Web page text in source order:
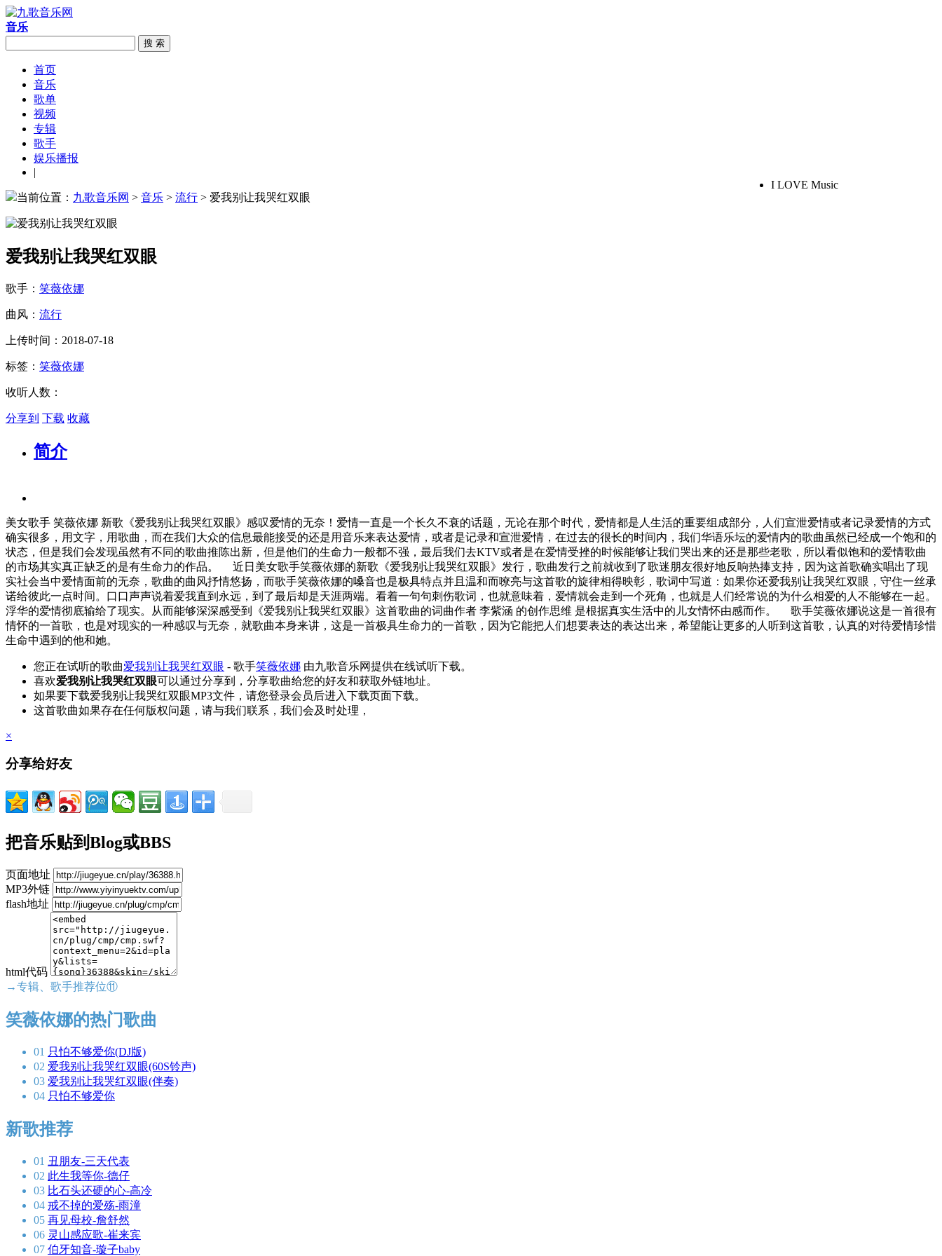
音乐
搜 索
首页
音乐
歌单
视频
专辑
歌手
娱乐播报
|
I LOVE Music
当前位置： 九歌音乐网 > 音乐 > 流行 > 爱我别让我哭红双眼
爱我别让我哭红双眼
歌手： 笑薇依娜
曲风： 流行
上传时间：2018-07-18
标签： 笑薇依娜
收听人数：
分享到 下载 收藏
简介
美女歌手 笑薇依娜 新歌《爱我别让我哭红双眼》感叹爱情的无奈！爱情一直是一个长久不衰的话题，无论在那个时代，爱情都是人生活的重要组成部分，人们宣泄爱情或者记录爱情的方式
确实很多，用文字，用歌曲，而在我们大众的信息最能接受的还是用音乐来表达爱情，或者是记录和宣泄爱情，在过去的很长的时间内，我们华语乐坛的爱情内的歌曲虽然已经成一个饱和的
状态，但是我们会发现虽然有不同的歌曲推陈出新，但是他们的生命力一般都不强，最后我们去KTV或者是在爱情受挫的时候能够让我们哭出来的还是那些老歌，所以看似饱和的爱情歌曲
的市场其实真正缺乏的是有生命力的作品。 近日美女歌手笑薇依娜的新歌《爱我别让我哭红双眼》发行，歌曲发行之前就收到了歌迷朋友很好地反响热捧支持，因为这首歌确实唱出了现
实社会当中爱情面前的无奈，歌曲的曲风抒情悠扬，而歌手笑薇依娜的嗓音也是极具特点并且温和而嘹亮与这首歌的旋律相得映彰，歌词中写道：如果你还爱我别让我哭红双眼，守住一丝承
诺给彼此一点时间。口口声声说着爱我直到永远，到了最后却是天涯两端。看着一句句刺伤歌词，也就意味着，爱情就会走到一个死角，也就是人们经常说的为什么相爱的人不能够在一起。
浮华的爱情彻底输给了现实。从而能够深深感受到《爱我别让我哭红双眼》这首歌曲的词曲作者 李紫涵 的创作思维 是根据真实生活中的儿女情怀由感而作。 歌手笑薇依娜说这是一首很有
情怀的一首歌，也是对现实的一种感叹与无奈，就歌曲本身来讲，这是一首极具生命力的一首歌，因为它能把人们想要表达的表达出来，希望能让更多的人听到这首歌，认真的对待爱情珍惜
生命中遇到的他和她。
您正在试听的歌曲爱我别让我哭红双眼 - 歌手笑薇依娜 由九歌音乐网提供在线试听下载。
喜欢爱我别让我哭红双眼可以通过分享到，分享歌曲给您的好友和获取外链地址。
如果要下载爱我别让我哭红双眼MP3文件，请您登录会员后进入下载页面下载。
这首歌曲如果存在任何版权问题，请与我们联系，我们会及时处理，
×
分享给好友
把音乐贴到Blog或BBS
页面地址
MP3外链
flash地址
html代码
→专辑、歌手推荐位⑪
笑薇依娜的热门歌曲
01 只怕不够爱你(DJ版)
02 爱我别让我哭红双眼(60S铃声)
03 爱我别让我哭红双眼(伴奏)
04 只怕不够爱你
新歌推荐
01 丑朋友-三天代表
02 此生我等你-德仔
03 比石头还硬的心-高冷
04 戒不掉的爱殇-雨潼
05 再见母校-詹舒然
06 灵山感应歌-崔来宾
07 伯牙知音-璇子baby